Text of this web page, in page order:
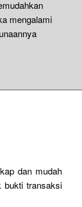
mengalami
dan mudah
bukti transaksi